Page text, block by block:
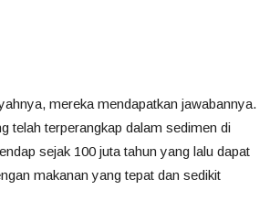
mereka mendapatkan jawabannya.
telah terperangkap dalam sedimen di
sejak 100 juta tahun yang lalu dapat
makanan yang tepat dan sedikit